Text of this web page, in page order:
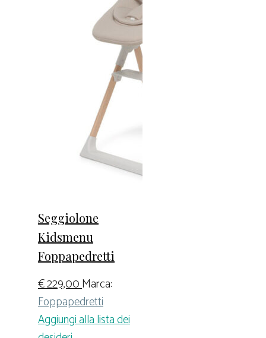
Seggiolone
Kidsmenu
Foppapedretti
€229,00Marca:
Foppapedretti
Aggiungi alla lista dei